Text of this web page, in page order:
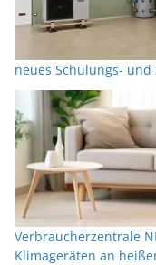
neues Schulungs-
Verbraucherzentrale
Klimageräten an